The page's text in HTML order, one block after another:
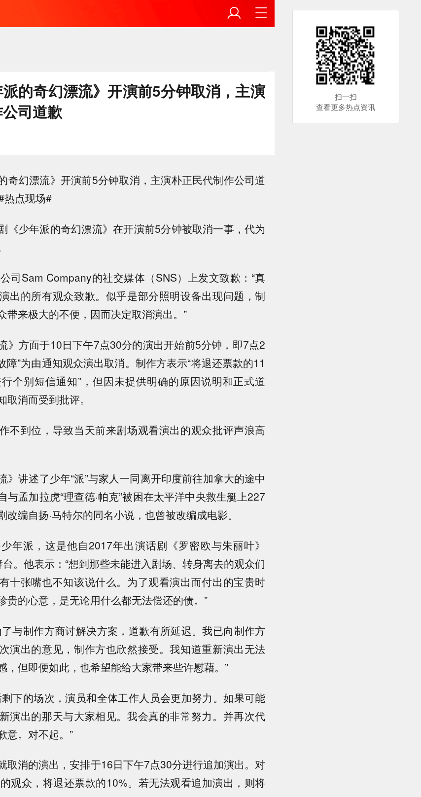
的奇幻漂流》开演前5分钟取消，主演
司道歉
奇幻漂流》开演前5分钟取消，主演朴正民代制作公司道
热点现场#
《少年派的奇幻漂流》在开演前5分钟被取消一事，代为
司Sam Company的社交媒体（SNS）上发文致歉：“真
出的所有观众致歉。似乎是部分照明设备出现问题，制
带来极大的不便，因而决定取消演出。”
》方面于10日下午7点30分的演出开始前5分钟，即7点2
障”为由通知观众演出取消。制作方表示“将退还票款的11
行个别短信通知”，但因未提供明确的原因说明和正式道
消而受到批评。
不到位，导致当天前来剧场观看演出的观众批评声浪高
》讲述了少年“派”与家人一同离开印度前往加拿大的途中
与孟加拉虎“理查德·帕克”被困在太平洋中央救生艇上227
改编自扬·马特尔的同名小说，也曾被改编成电影。
年派，这是他自2017年出演话剧《罗密欧与朱丽叶》
。他表示：“想到那些未能进入剧场、转身离去的观众们
十张嘴也不知该说什么。为了观看演出而付出的宝贵时
贵的心意，是无论用什么都无法偿还的债。”
与制作方商讨解决方案，道歉有所延迟。我已向制作方
演出的意见，制作方也欣然接受。我知道重新演出无法
，但即便如此，也希望能给大家带来些许慰藉。”
下的场次，演员和全体工作人员会更加努力。如果可能
演出的那天与大家相见。我会真的非常努力。并再次代
意。对不起。”
取消的演出，安排于16日下午7点30分进行追加演出。对
观众，将退还票款的10%。若无法观看追加演出，则将
扫一扫
查看更多热点资讯